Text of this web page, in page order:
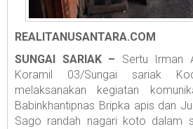
REALITANUSANTARA.COM
SUNGAI SARIAK – Sertu Irman
Koramil 03/Sungai sariak
melaksanakan kegiatan
Babinkhantipnas Bripka apis dan
Sago randah nagari koto dalam